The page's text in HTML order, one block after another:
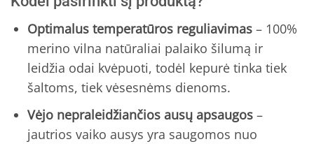
Optimalus temperatūros reguliavimas– 100%
merino vilna natūraliai palaiko šilumą ir
leidžia odai kvėpuoti, todėl kepurė tinka tiek
šaltoms, tiek vėsesnėms dienoms.
Vėjo nepraleidžiančios ausų apsaugos–
jautrios vaiko ausys yra saugomos nuo